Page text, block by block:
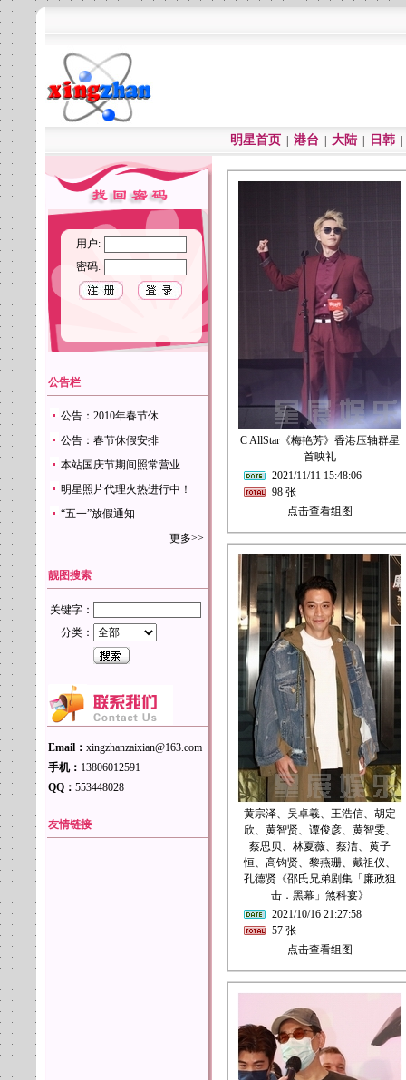
明星首页 港台 大陆 日韩
用户:
密码:
公告栏
公告：2010年春节休...
公告：春节休假安排
本站国庆节期间照常营业
明星照片代理火热进行中！
“五一”放假通知
更多>>
靓图搜索
关键字：
分类：
Email： xingzhanzaixian@163.com
手机： 13806012591
QQ： 553448028
友情链接
C AllStar《梅艳芳》香港压轴群星
首映礼
2021/11/11 15:48:06
98 张
点击查看组图
黄宗泽、吴卓羲、王浩信、胡定
欣、黄智贤、谭俊彦、黄智雯、
蔡思贝、林夏薇、蔡洁、黄子
恒、高钧贤、黎燕珊、戴祖仪、
孔德贤《邵氏兄弟剧集「廉政狙
击．黑幕」煞科宴》
2021/10/16 21:27:58
57 张
点击查看组图